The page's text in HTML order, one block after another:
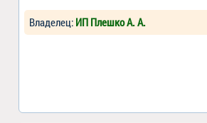
Владелец: ИП Плешко А. А.